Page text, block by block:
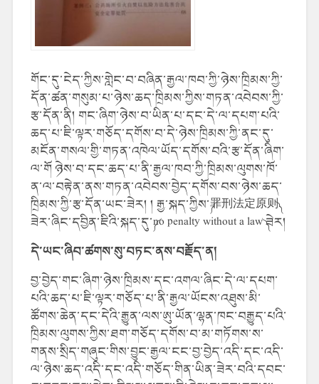
གོང་དུ་ངེད་ཀྱིས་གླེང་བ་བཞིན་རྒྱལ་ཁབ་ཀྱི་ཉེས་ཁྲིམས་ཀྱི་
དོན་ཚན་གསུམ་པ་ཉེས་ཆད་ཁྲིམས་ཀྱིས་གཏན་འབེབས་ཀྱི་
རྩ་དོན་ནི། གང་ཞིག་ཉེས་བ་ཡིན་པ་དང་དེ་ལ་དཔག་པའི་
ཆད་པ་ཇི་ལྟར་གཅོད་དགོས་བ་དེ་ཉེས་ཁྲིམས་ཀྱི་ནང་དུ་
མངོན་གསལ་གྱི་གཏན་འཁེལ་ཡོད་དགོས་བའི་རྩ་དོན་ཞིག་
ལ་གོ ཉེས་བ་དང་ཆད་པ་ནི་རྒྱལ་ཁབ་ཀྱི་ཁྲིམས་ལུགས་ཁོ་
ན་ལ་བརྟེན་ནས་གཏན་འབེབས་བྱེད་དགོས་བས་ཉེས་ཆད་
ཁྲིམས་ཀྱི་རྩ་དོན་ཡང་ཟེར། ། རྒྱ་སྐད་ཀྱིས་༼罪刑法定原则༽
ཟེར་ཞིང་དབྱིན་ཇིའི་སྐད་དུ་༼no penalty without a law ༽ཟེར།
དེ་ཡང་ཞིབ་ཚགས་སུ་བཏང་ནས་བརྗོད་ན།
བྱ་བྱེད་གང་ཞིག་ཉེས་ཁྲིམས་དང་འགལ་ཞིང་དེ་ལ་དཔག་
པའི་ཆད་པ་ཇི་ལྟར་གཅོད་པ་ནི་རྒྱལ་ཡོངས་འཐུས་མི་
ཚོགས་ཆེན་དང་དེའི་རྒྱུན་ལས་ཨུ་ཡོན་ལྷན་ཁང་བརྒྱུད་པའི་
ཁྲིམས་ལུགས་ཀྱིས་ཐག་གཅོད་དགོས་བ་མ་གཏོགས་ས་
གནས་སྲིད་གཞུང་གིས་བྱུང་རྒྱལ་ངང་བྱ་བྱེད་འདི་དང་འདི་
ལ་ཉེས་ཆད་འདི་དང་འདི་གཅོད་གིན་ཡིན་ཟེར་བའི་དབང་